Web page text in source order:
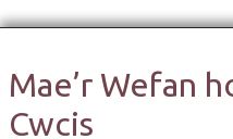
Mae’r Wefan
Cwcis